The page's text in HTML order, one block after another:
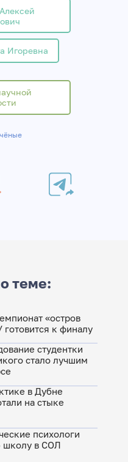
Игоревна
теме:
«остров
к финалу
студентки
стало лучшим
в Дубне
на стыке
психологи
школу в СОЛ